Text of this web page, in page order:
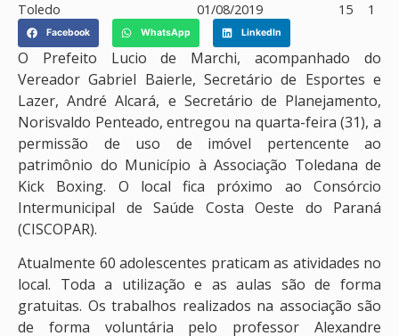
Toledo
01/08/2019
15
1
Facebook WhatsApp LinkedIn
O Prefeito Lucio de Marchi, acompanhado do
Vereador Gabriel Baierle, Secretário de Esportes e
Lazer, André Alcará, e Secretário de Planejamento,
Norisvaldo Penteado, entregou na quarta-feira (31), a
permissão de uso de imóvel pertencente ao
patrimônio do Município à Associação Toledana de
Kick Boxing. O local fica próximo ao Consórcio
Intermunicipal de Saúde Costa Oeste do Paraná
(CISCOPAR).
Atualmente 60 adolescentes praticam as atividades no
local. Toda a utilização e as aulas são de forma
gratuitas. Os trabalhos realizados na associação são
de forma voluntária pelo professor Alexandre